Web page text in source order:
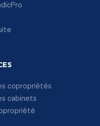
copropriétés
cabinets